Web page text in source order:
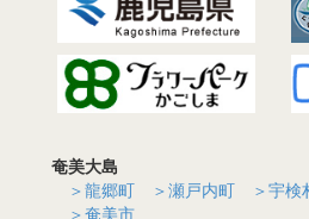
奄美大島
＞龍郷町
＞瀬戸内町 ＞宇検
＞奄美市